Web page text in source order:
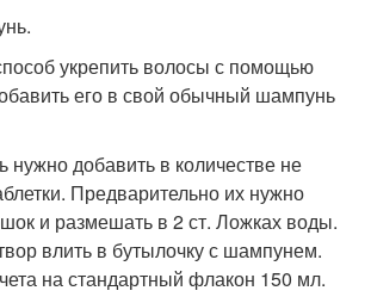
укрепить волосы с помощью
его в свой обычный шампунь
добавить в количестве не
Предварительно их нужно
и размешать в 2 ст. Ложках воды.
влить в бутылочку с шампунем.
на стандартный флакон 150 мл.